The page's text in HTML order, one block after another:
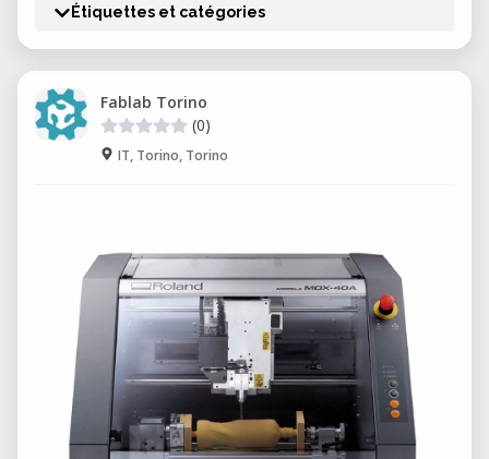
Étiquettes et catégories
Fablab Torino
(0)
IT, Torino, Torino